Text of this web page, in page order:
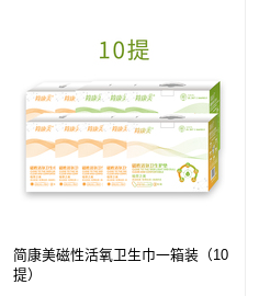
简康美磁性活氧卫生巾一箱装（10
提）